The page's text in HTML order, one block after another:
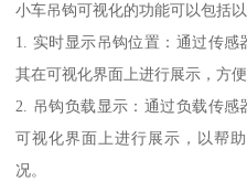
小车吊钩可视化的功能可以包括
1. 实时显示吊钩位置：通过传
其在可视化界面上进行展示，方
2. 吊钩负载显示：通过负载传
可视化界面上进行展示，以帮
况。